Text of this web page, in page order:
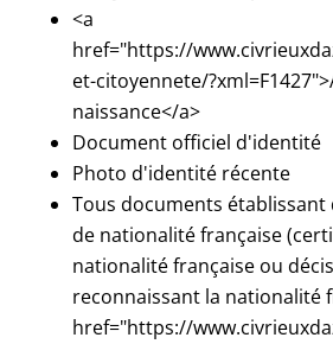
<a
href="https://
et-citoyennete/
naissance</a>
Document officiel d'identité
Photo d'identité récente
Tous documents établissant
de nationalité française
nationalité française ou
reconnaissant la nationalité
href="https://